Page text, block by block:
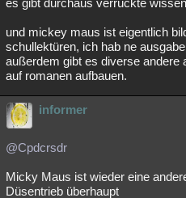
es gibt durchaus verrückte
und mickey maus ist eigentlich
schullektüren, ich hab ne
außerdem gibt es diverse andere
auf romanen aufbauen.
informer
@Cpdcrsdr
Micky Maus ist wieder eine
Düsentrieb überhaupt